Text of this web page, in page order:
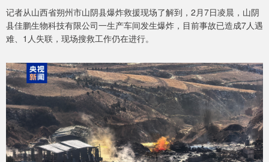
记者从山西省朔州市山阴县爆炸救援现场了解到，2月7日凌晨，山阴
县佳鹏生物科技有限公司一生产车间发生爆炸，目前事故已造成7人遇
难、1人失联，现场搜救工作仍在进行。